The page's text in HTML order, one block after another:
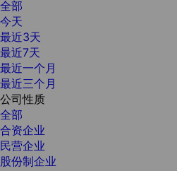
全部
今天
最近3天
最近7天
最近一个月
最近三个月
公司性质
全部
合资企业
民营企业
股份制企业